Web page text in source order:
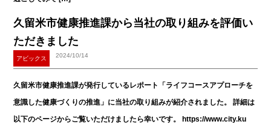
久留米市健康推進課から当社の取り組みを評価い
ただきました
2024/10/14
アビックス
久留米市健康推進課が発行しているレポート「ライフコースアプローチを
意識した健康づくりの推進」に当社の取り組みが紹介されました。 詳細は
以下のページからご覧いただけましたら幸いです。 https://www.city.ku